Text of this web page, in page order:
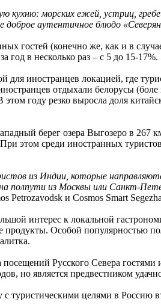
морских ежей, устриц,
аутентичное блюдо
гостей (конечно же, как и в
год в несколько раз – с 5 до 15-17%.
иностранцев локацией, где
отдыхали белорусы
году резко выросла доля
берег озера Выгозеро в
этом среди иностранных
из Индии, которые
полпути из Москвы или Санкт-
Petrozavodsk и Cosmos Smart
интерес к локальной
Особой популярностью
Русского Севера
но является предвестником
целями в Россию